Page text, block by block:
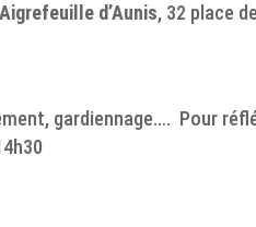
d’Aunis, 32 place
gardiennage…. Pour